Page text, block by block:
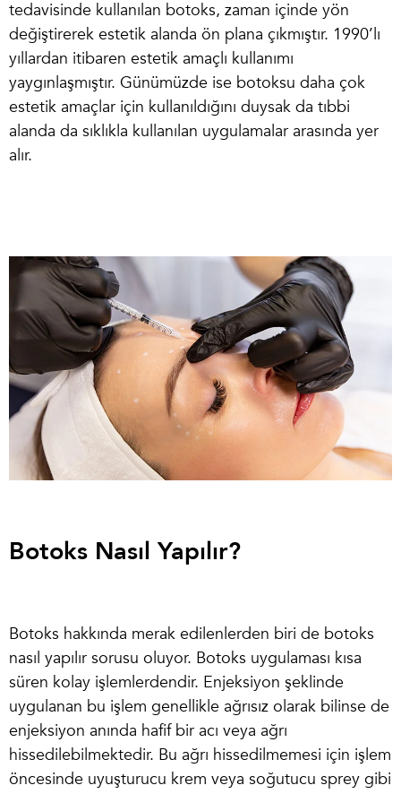
tedavisinde kullanılan botoks, zaman içinde yön
değiştirerek estetik alanda ön plana çıkmıştır. 1990’lı
yıllardan itibaren estetik amaçlı kullanımı
yaygınlaşmıştır. Günümüzde ise botoksu daha çok
estetik amaçlar için kullanıldığını duysak da tıbbi
alanda da sıklıkla kullanılan uygulamalar arasında yer
alır.
Botoks Nasıl Yapılır?
Botoks hakkında merak edilenlerden biri de botoks
nasıl yapılır sorusu oluyor. Botoks uygulaması kısa
süren kolay işlemlerdendir. Enjeksiyon şeklinde
uygulanan bu işlem genellikle ağrısız olarak bilinse de
enjeksiyon anında hafif bir acı veya ağrı
hissedilebilmektedir. Bu ağrı hissedilmemesi için işlem
öncesinde uyuşturucu krem veya soğutucu sprey gibi